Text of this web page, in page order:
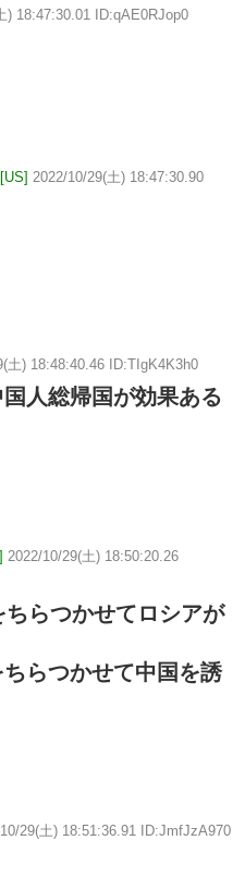
) 18:47:30.01 ID:qAE0RJop0
2022/10/29(土) 18:47:30.90
土) 18:48:40.46 ID:TIgK4K3h0
人総帰国が効果ある
2022/10/29(土) 18:50:20.26
らつかせてロシアが
らつかせて中国を誘
29(土) 18:51:36.91 ID:JmfJzA970